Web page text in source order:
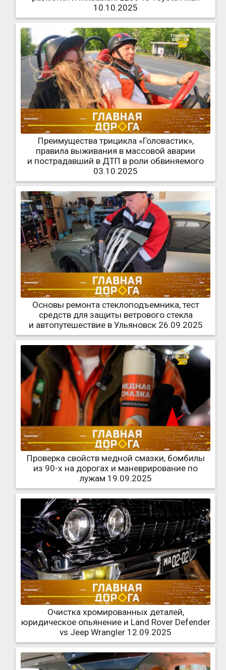
10.10.2025
Преимущества трицикла «Головастик»,
правила выживания в массовой аварии
и пострадавший в ДТП в роли обвиняемого
03.10.2025
Основы ремонта стеклоподъемника, тест
средств для защиты ветрового стекла
и автопутешествие в Ульяновск 26.09.2025
Проверка свойств медной смазки, бомбилы
из 90-х на дорогах и маневрирование по
лужам 19.09.2025
Очистка хромированных деталей,
юридическое опьянение и Land Rover Defender
vs Jeep Wrangler 12.09.2025